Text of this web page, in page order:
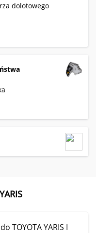
dolotowego
TOYOTA YARIS I